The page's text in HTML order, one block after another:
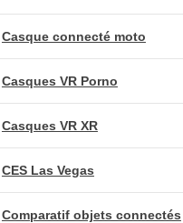
Casque connecté moto
Casques VR Porno
Casques VR XR
CES Las Vegas
Comparatif objets connectés